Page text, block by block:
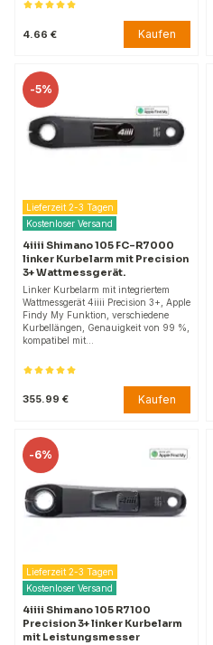
4.66 € Kaufen
-5%
Lieferzeit 2-3 Tagen
Kostenloser Versand
4iiii Shimano 105 FC-R7000
linker Kurbelarm mit Precision
3+ Wattmessgerät.
Linker Kurbelarm mit integriertem
Wattmessgerät 4iiii Precision 3+, Apple
Findy My Funktion, verschiedene
Kurbellängen, Genauigkeit von 99 %,
kompatibel mit…
355.99 € Kaufen
-6%
Lieferzeit 2-3 Tagen
Kostenloser Versand
4iiii Shimano 105 R7100
Precision 3+ linker Kurbelarm
mit Leistungsmesser